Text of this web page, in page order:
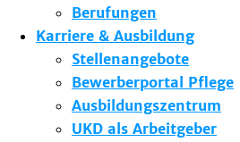
Berufungen
Karriere & Ausbildung
Stellenangebote
Bewerberportal Pflege
Ausbildungszentrum
UKD als Arbeitgeber